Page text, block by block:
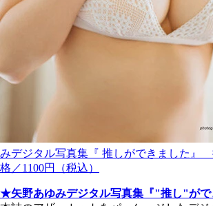
みデジタル写真集『 推しができました
格／1100円（税込）
★矢野あゆみデジタル写真集『"推し"がで